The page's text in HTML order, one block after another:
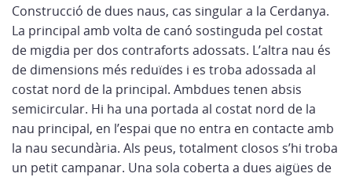
Construcció de dues naus, cas singular a la Cerdanya.
La principal amb volta de canó sostinguda pel costat
de migdia per dos contraforts adossats. L’altra nau és
de dimensions més reduïdes i es troba adossada al
costat nord de la principal. Ambdues tenen absis
semicircular. Hi ha una portada al costat nord de la
nau principal, en l’espai que no entra en contacte amb
la nau secundària. Als peus, totalment closos s’hi troba
un petit campanar. Una sola coberta a dues aigües de